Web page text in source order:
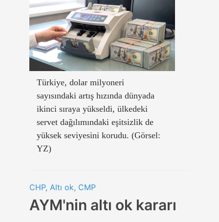
Türkiye, dolar milyoneri
sayısındaki artış hızında dünyada
ikinci sıraya yükseldi, ülkedeki
servet dağılımındaki eşitsizlik de
yüksek seviyesini korudu. (Görsel:
YZ)
CHP, Altı ok, CMP
AYM'nin altı ok kararı